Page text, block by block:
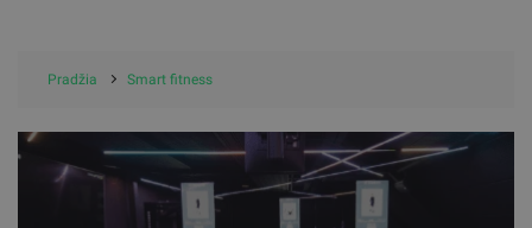
Pradžia Smart fitness